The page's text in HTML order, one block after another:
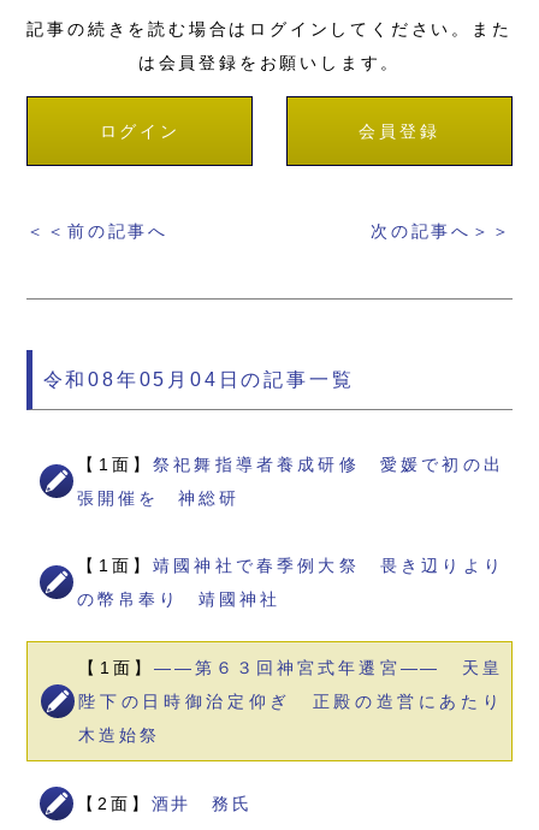
記事の続きを読む場合はログインしてください。また
は会員登録をお願いします。
ログイン 会員登録
＜＜前の記事へ 次の記事へ＞＞
令和08年05月04日の記事一覧
【1面】祭祀舞指導者養成研修 愛媛で初の出
張開催を 神総研
【1面】靖國神社で春季例大祭 畏き辺りより
の幣帛奉り 靖國神社
【1面】 ――第６３回神宮式年遷宮―― 天皇
陛下の日時御治定仰ぎ 正殿の造営にあたり
木造始祭
【2面】 酒井 務氏